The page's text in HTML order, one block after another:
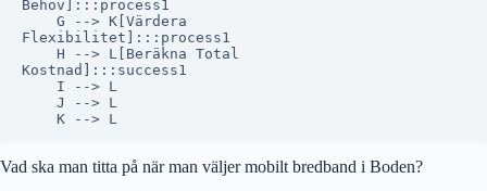
Behov]:::process1
    G --> K[Värdera
Flexibilitet]:::process1
    H --> L[Beräkna Total
Kostnad]:::success1
    I --> L
    J --> L
Vad ska man titta på när man väljer mobilt bredband i Boden?